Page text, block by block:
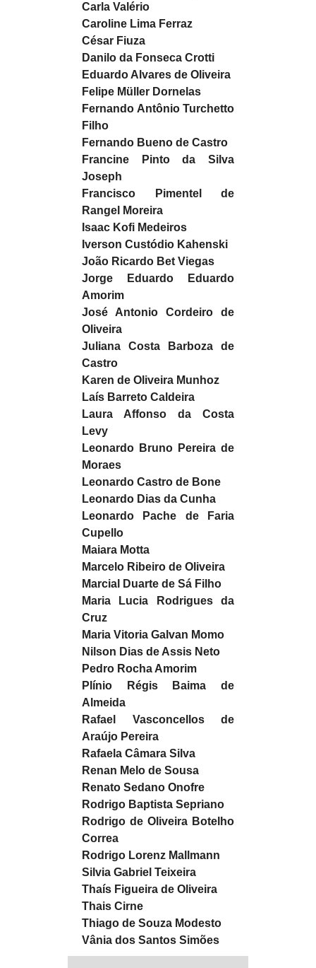
Carla Valério
Caroline Lima Ferraz
César Fiuza
Danilo da Fonseca Crotti
Eduardo Alvares de Oliveira
Felipe Müller Dornelas
Fernando Antônio Turchetto
Filho
Fernando Bueno de Castro
Francine Pinto da Silva
Joseph
Francisco Pimentel de
Rangel Moreira
Isaac Kofi Medeiros
Iverson Custódio Kahenski
João Ricardo Bet Viegas
Jorge Eduardo Eduardo
Amorim
José Antonio Cordeiro de
Oliveira
Juliana Costa Barboza de
Castro
Karen de Oliveira Munhoz
Laís Barreto Caldeira
Laura Affonso da Costa
Levy
Leonardo Bruno Pereira de
Moraes
Leonardo Castro de Bone
Leonardo Dias da Cunha
Leonardo Pache de Faria
Cupello
Maiara Motta
Marcelo Ribeiro de Oliveira
Marcial Duarte de Sá Filho
Maria Lucia Rodrigues da
Cruz
Maria Vitoria Galvan Momo
Nilson Dias de Assis Neto
Pedro Rocha Amorim
Plínio Régis Baima de
Almeida
Rafael Vasconcellos de
Araújo Pereira
Rafaela Câmara Silva
Renan Melo de Sousa
Renato Sedano Onofre
Rodrigo Baptista Sepriano
Rodrigo de Oliveira Botelho
Correa
Rodrigo Lorenz Mallmann
Silvia Gabriel Teixeira
Thaís Figueira de Oliveira
Thais Cirne
Thiago de Souza Modesto
Vânia dos Santos Simões